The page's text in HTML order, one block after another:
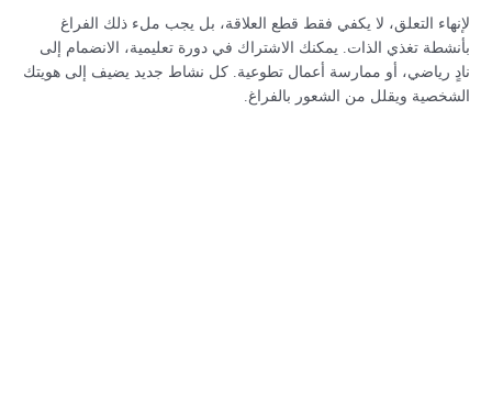
لإنهاء التعلق، لا يكفي فقط قطع العلاقة، بل يجب ملء ذلك الفراغ
بأنشطة تغذي الذات. يمكنك الاشتراك في دورة تعليمية، الانضمام إلى
نادٍ رياضي، أو ممارسة أعمال تطوعية. كل نشاط جديد يضيف إلى هويتك
الشخصية ويقلل من الشعور بالفراغ.